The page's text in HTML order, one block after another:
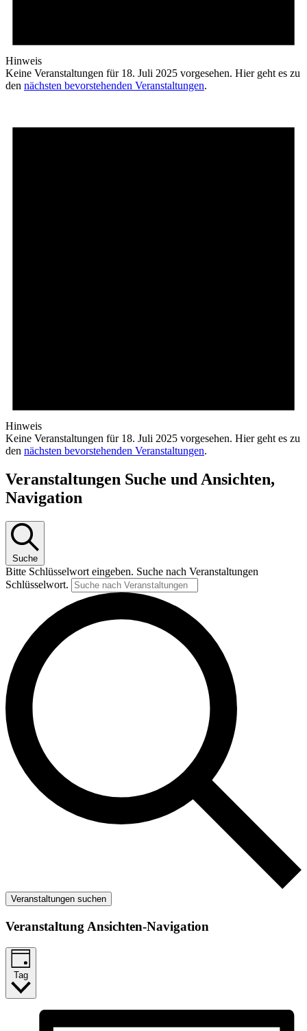
Hinweis
Keine Veranstaltungen für 18. Juli 2025 vorgesehen. Hier geht es zu
den nächsten bevorstehenden Veranstaltungen.
Hinweis
Keine Veranstaltungen für 18. Juli 2025 vorgesehen. Hier geht es zu
den nächsten bevorstehenden Veranstaltungen.
Veranstaltungen Suche und Ansichten,
Navigation
Suche
Bitte Schlüsselwort eingeben. Suche nach Veranstaltungen
Schlüsselwort.
Veranstaltungen suchen
Veranstaltung Ansichten-Navigation
Tag